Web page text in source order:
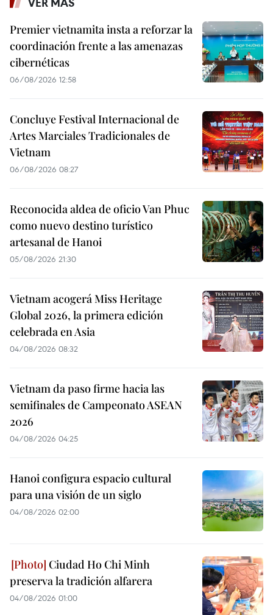
Premier vietnamita insta a reforzar la
coordinación frente a las amenazas
cibernéticas
06/08/2026 12:58
Concluye Festival Internacional de
Artes Marciales Tradicionales de
Vietnam
06/08/2026 08:27
Reconocida aldea de oficio Van Phuc
como nuevo destino turístico
artesanal de Hanoi
05/08/2026 21:30
Vietnam acogerá Miss Heritage
Global 2026, la primera edición
celebrada en Asia
04/08/2026 08:32
Vietnam da paso firme hacia las
semifinales de Campeonato ASEAN
2026
04/08/2026 04:25
Hanoi configura espacio cultural
para una visión de un siglo
04/08/2026 02:00
Ciudad Ho Chi Minh
preserva la tradición alfarera
04/08/2026 01:00